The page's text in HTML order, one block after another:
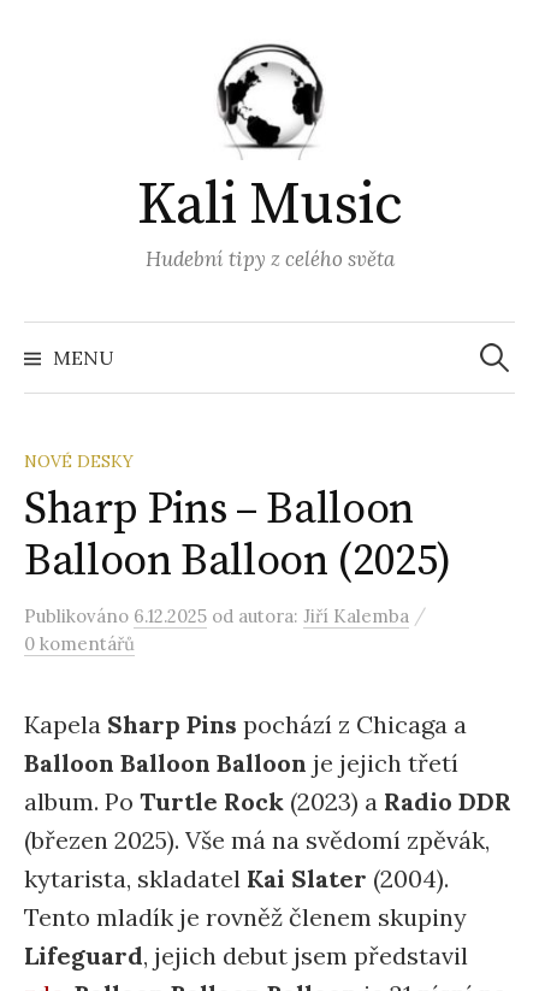
Kali Music
Hudební tipy z celého světa
MENU
NOVÉ DESKY
Sharp Pins – Balloon
Balloon Balloon (2025)
Publikováno 6.12.2025 od autora: Jiří Kalemba /
0 komentářů
Kapela Sharp Pins pochází z Chicaga a
Balloon Balloon Balloon je jejich třetí
album. Po Turtle Rock (2023) a Radio DDR
(březen 2025). Vše má na svědomí zpěvák,
kytarista, skladatel Kai Slater (2004).
Tento mladík je rovněž členem skupiny
Lifeguard, jejich debut jsem představil